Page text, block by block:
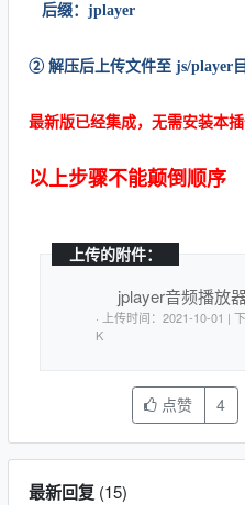
后缀：jplayer
② 解压后上传文件至 js/player
最新版已经集成，无需安装本插
以上步骤不能颠倒顺序
上传的附件：
jplayer音频播放
· 上传时间：2021-10-01 | 下载次数：1244 次 | 文件大小：70.50
K
点赞 4
最新回复(15)